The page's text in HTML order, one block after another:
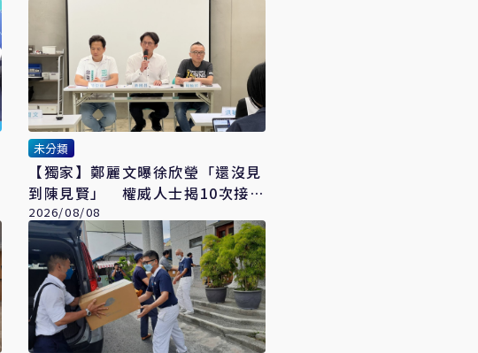
未分類
【獨家】鄭麗文曝徐欣瑩「還沒見
到陳見賢」 權威人士揭10次接觸
未果：整合最後一哩路
2026/08/08